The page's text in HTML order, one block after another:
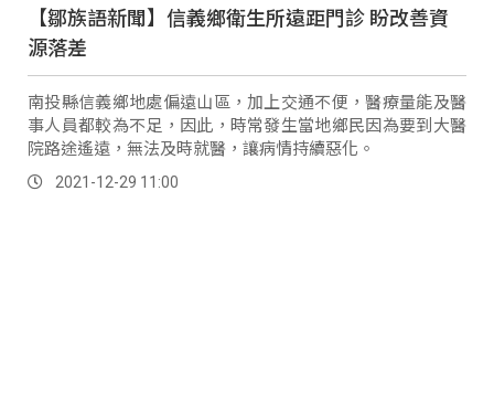
【鄒族語新聞】信義鄉衛生所遠距門診 盼改善資
源落差
南投縣信義鄉地處偏遠山區，加上交通不便，醫療量能及醫
事人員都較為不足，因此，時常發生當地鄉民因為要到大醫
院路途遙遠，無法及時就醫，讓病情持續惡化。
2021-12-29 11:00